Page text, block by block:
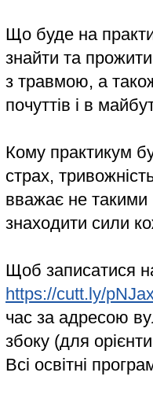
Що буде на
знайти та
з травмою, а
почуттів і в
Кому практикум
страх,
вважає не
знаходити сили
Щоб записатися
https://cutt.ly/
час за адресою
збоку (для
Всі освітні